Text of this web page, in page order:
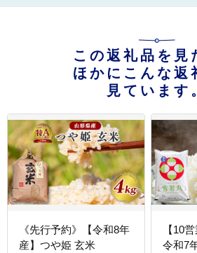
この返礼品を見
ほかにこんな返
見ています
《先行予約》【令和8年
産】つや姫 玄米
【10
令和7